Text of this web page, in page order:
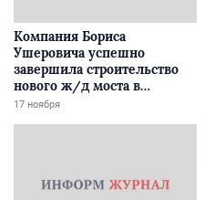
Компания Бориса
Ушеровича успешно
завершила строительство
нового ж/д моста в
Забайкалье
17 ноября